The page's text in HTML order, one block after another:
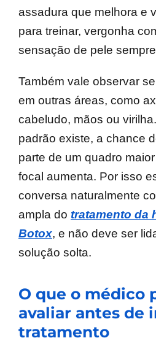
assadura que melhora e
para treinar, vergonha
sensação de pele
Também vale observar
em outras áreas, como
cabeludo, mãos ou
padrão existe, a chance
parte de um quadro
focal aumenta. Por isso
conversa naturalmente
ampla do tratamento da
Botox, e não deve ser
solução solta.
O que o médico
avaliar antes de
tratamento